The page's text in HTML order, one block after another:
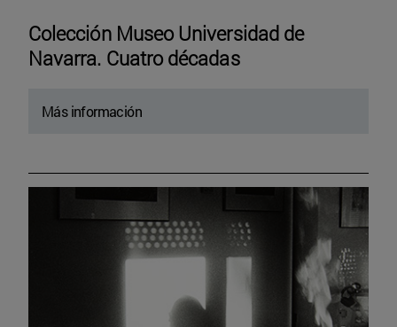
Colección Museo Universidad de
Navarra. Cuatro décadas
Más información